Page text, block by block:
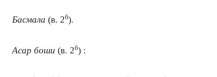
Басмала (в. 2б).
Асар боши (в. 2б) :